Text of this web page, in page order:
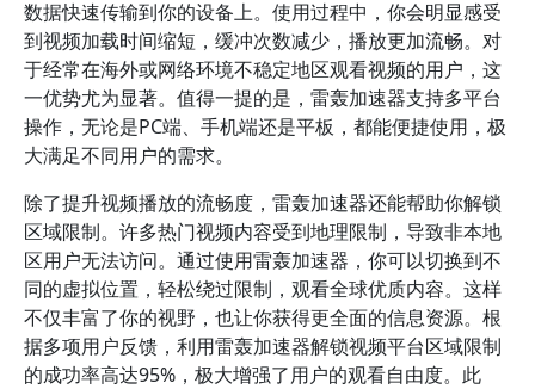
数据快速传输到你的设备上。使用过程中，你会明显感受
到视频加载时间缩短，缓冲次数减少，播放更加流畅。对
于经常在海外或网络环境不稳定地区观看视频的用户，这
一优势尤为显著。值得一提的是，雷轰加速器支持多平台
操作，无论是PC端、手机端还是平板，都能便捷使用，极
大满足不同用户的需求。
除了提升视频播放的流畅度，雷轰加速器还能帮助你解锁
区域限制。许多热门视频内容受到地理限制，导致非本地
区用户无法访问。通过使用雷轰加速器，你可以切换到不
同的虚拟位置，轻松绕过限制，观看全球优质内容。这样
不仅丰富了你的视野，也让你获得更全面的信息资源。根
据多项用户反馈，利用雷轰加速器解锁视频平台区域限制
的成功率高达95%，极大增强了用户的观看自由度。此